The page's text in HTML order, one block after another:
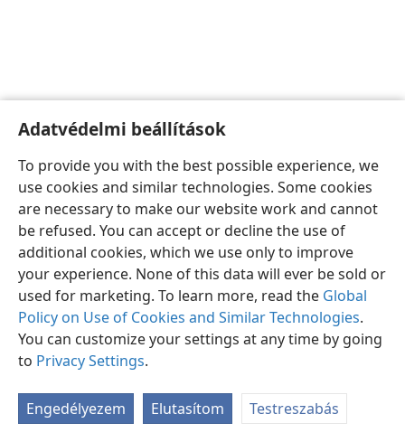
Adatvédelmi beállítások
To provide you with the best possible experience, we
use cookies and similar technologies. Some cookies
are necessary to make our website work and cannot
be refused. You can accept or decline the use of
additional cookies, which we use only to improve
your experience. None of this data will ever be sold or
used for marketing. To learn more, read the Global
Policy on Use of Cookies and Similar Technologies.
You can customize your settings at any time by going
to Privacy Settings.
Engedélyezem Elutasítom Testreszabás
Magyar Beállítások
Copyright© 2026 Watch Tower Bible and Tract Society of Pennsylvania
Bizalmas információra vonatkozó szabályok
Adatvédelmi beállítások
JW.ORG Bejelentkezés